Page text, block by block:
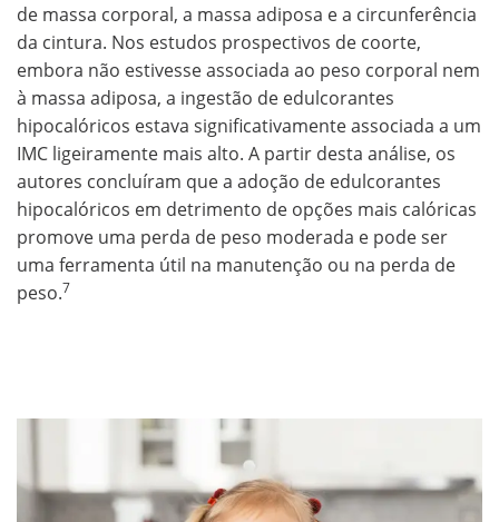
de massa corporal, a massa adiposa e a circunferência
da cintura. Nos estudos prospectivos de coorte,
embora não estivesse associada ao peso corporal nem
à massa adiposa, a ingestão de edulcorantes
hipocalóricos estava significativamente associada a um
IMC ligeiramente mais alto. A partir desta análise, os
autores concluíram que a adoção de edulcorantes
hipocalóricos em detrimento de opções mais calóricas
promove uma perda de peso moderada e pode ser
uma ferramenta útil na manutenção ou na perda de
peso.7